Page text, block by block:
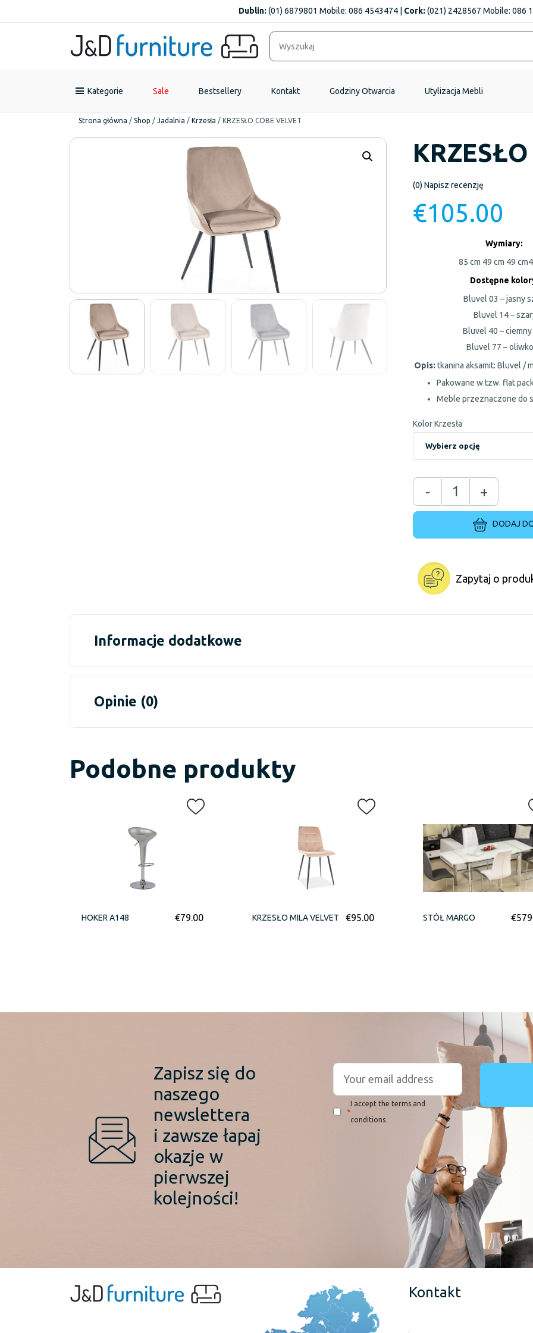
Dublin: (01) 6879801 Mobile: 086 4543474 | Cork: (021) 2428567 Mobile: 086
Kategorie Sale Bestsellery Kontakt Godziny Otwarcia Utylizacja Mebli
Strona główna / Shop / Jadalnia / Krzesła / KRZESŁO COBE VELVET
(0)Napisz recenzję
€105.00
Wymiary:
85 cm 49 cm 49 cm
Dostępne
Bluvel 03 – jasny
Bluvel 14 –
Bluvel 40 –
Bluvel 77 –
Opis:tkanina aksamit: Bluvel /
Pakowane w tzw. flat
Meble przeznaczone do
Kolor Krzesła
- +
DODAJ
Zapytaj o
Informacje dodatkowe
Opinie (0)
Podobne produkty
HOKER A148 €79.00 KRZESŁO MILA VELVET €95.00 STÓŁ MARGO €
Zapisz się do
naszego
newslettera
i zawsze łapaj
okazje w
pierwszej
kolejności!
*
I accept the terms and
conditions
Kontakt